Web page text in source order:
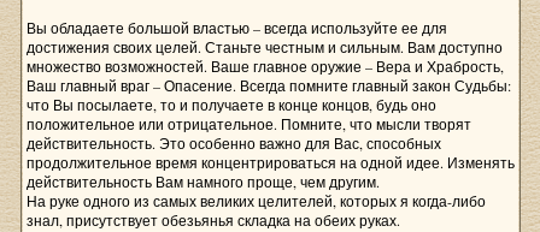
Вы обладаете большой властью – всегда используйте ее для
достижения своих целей. Станьте честным и сильным. Вам доступно
множество возможностей. Ваше главное оружие – Вера и Храбрость,
Ваш главный враг – Опасение. Всегда помните главный закон Судьбы:
что Вы посылаете, то и получаете в конце концов, будь оно
положительное или отрицательное. Помните, что мысли творят
действительность. Это особенно важно для Вас, способных
продолжительное время концентрироваться на одной идее. Изменять
действительность Вам намного проще, чем другим.
На руке одного из самых великих целителей, которых я когда-либо
знал, присутствует обезьянья складка на обеих руках.